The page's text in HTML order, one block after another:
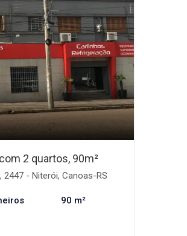
2 quartos, 90m²
2447 - Niterói, Canoas-RS
90 m²